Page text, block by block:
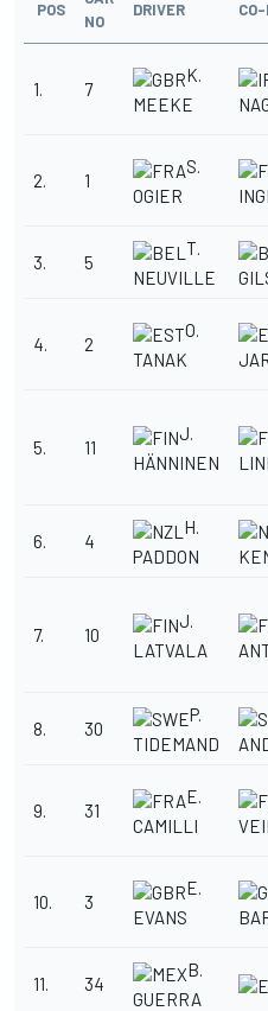
POS
NO
DRIVER
1. 7
K.
MEEKE
2. 1
S.
OGIER
3. 5
T.
NEUVILLE
4. 2
O.
TANAK
5. 11
J.
HÄNNINEN
6. 4
H.
PADDON
7. 10
J.
LATVALA
8. 30
P.
TIDEMAND
9. 31
E.
CAMILLI
10. 3
E.
EVANS
11. 34
B.
GUERRA